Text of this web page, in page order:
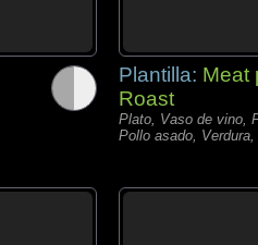
Plantilla: Meat
Roast
Plato, Vaso de vino,
Pollo asado, Verdura,